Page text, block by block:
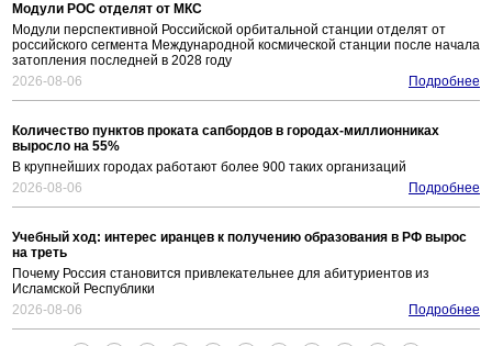
Модули РОС отделят от МКС
Модули перспективной Российской орбитальной станции отделят от
российского сегмента Международной космической станции после начала
затопления последней в 2028 году
2026-08-06
Подробнее
Количество пунктов проката сапбордов в городах-миллионниках
выросло на 55%
В крупнейших городах работают более 900 таких организаций
2026-08-06
Подробнее
Учебный ход: интерес иранцев к получению образования в РФ вырос
на треть
Почему Россия становится привлекательнее для абитуриентов из
Исламской Республики
2026-08-06
Подробнее